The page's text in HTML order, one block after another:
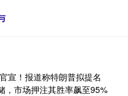
宣！报道称特朗普拟提名
，市场押注其胜率飙至95%